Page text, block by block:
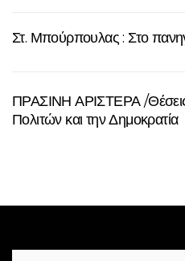
Στ. Μπούρπουλας : Στο
ΠΡΑΣΙΝΗ ΑΡΙΣΤΕΡΑ /
Πολιτών και την Δημοκρατία